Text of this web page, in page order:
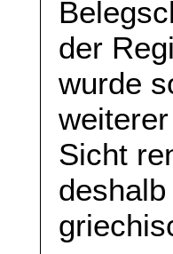
der
wurde
Sicht